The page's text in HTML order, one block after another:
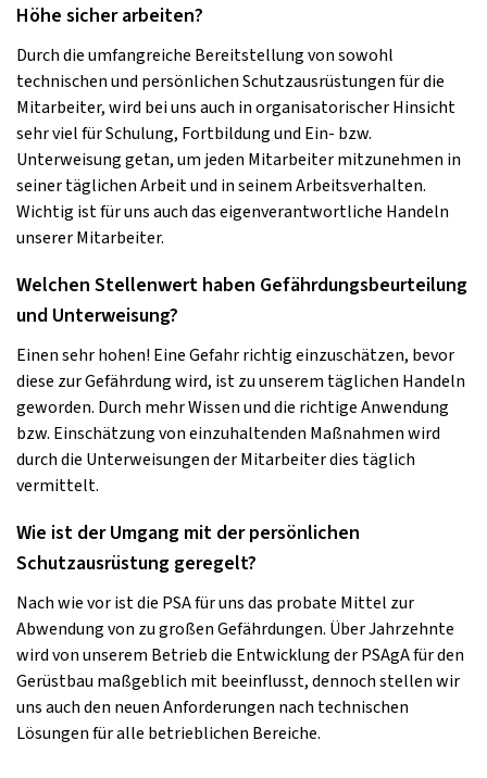
Höhe sicher arbeiten?
Durch die umfangreiche Bereitstellung von sowohl
technischen und persönlichen Schutzausrüstungen für die
Mitarbeiter, wird bei uns auch in organisatorischer Hinsicht
sehr viel für Schulung, Fortbildung und Ein- bzw.
Unterweisung getan, um jeden Mitarbeiter mitzunehmen in
seiner täglichen Arbeit und in seinem Arbeitsverhalten.
Wichtig ist für uns auch das eigenverantwortliche Handeln
unserer Mitarbeiter.
Welchen Stellenwert haben Gefährdungsbeurteilung
und Unterweisung?
Einen sehr hohen! Eine Gefahr richtig einzuschätzen, bevor
diese zur Gefährdung wird, ist zu unserem täglichen Handeln
geworden. Durch mehr Wissen und die richtige Anwendung
bzw. Einschätzung von einzuhaltenden Maßnahmen wird
durch die Unterweisungen der Mitarbeiter dies täglich
vermittelt.
Wie ist der Umgang mit der persönlichen
Schutzausrüstung geregelt?
Nach wie vor ist die PSA für uns das probate Mittel zur
Abwendung von zu großen Gefährdungen. Über Jahrzehnte
wird von unserem Betrieb die Entwicklung der PSAgA für den
Gerüstbau maßgeblich mit beeinflusst, dennoch stellen wir
uns auch den neuen Anforderungen nach technischen
Lösungen für alle betrieblichen Bereiche.